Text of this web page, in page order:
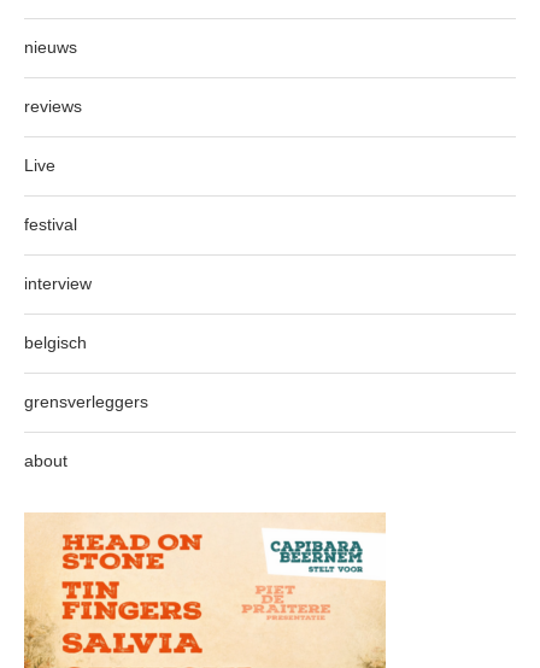
nieuws
reviews
Live
festival
interview
belgisch
grensverleggers
about